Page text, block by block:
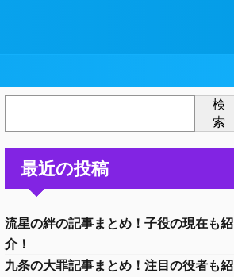
検
索
最近の投稿
流星の絆の記事まとめ！子役の現在も紹
介！
九条の大罪記事まとめ！注目の役者も紹